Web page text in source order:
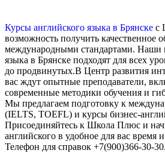
Курсы английского языка в Брянске с
возможность получить качественное
международными стандартами. Наши
языка в Брянске подходят для всех
до продвинутых.В Центр развития
вас ждут опытные преподаватели,
современные методики обучения и
Мы предлагаем подготовку к
(IELTS, TOEFL) и курсы бизнес-
Присоединяйтесь к Школа Плюс и
английского в удобное для вас время
Телефон для справок +7(900)366-30-30.